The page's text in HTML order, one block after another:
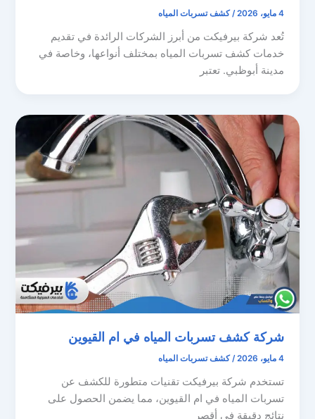
4 مايو، 2026 /كشف تسربات المياه
تُعد شركة بيرفيكت من أبرز الشركات الرائدة في تقديم
خدمات كشف تسربات المياه بمختلف أنواعها، وخاصة في
مدينة أبوظبي. تعتبر
شركة كشف تسربات المياه في ام القيوين
4 مايو، 2026 /كشف تسربات المياه
تستخدم شركة بيرفيكت تقنيات متطورة للكشف عن
تسربات المياه في ام القيوين، مما يضمن الحصول على
نتائج دقيقة في أقصر